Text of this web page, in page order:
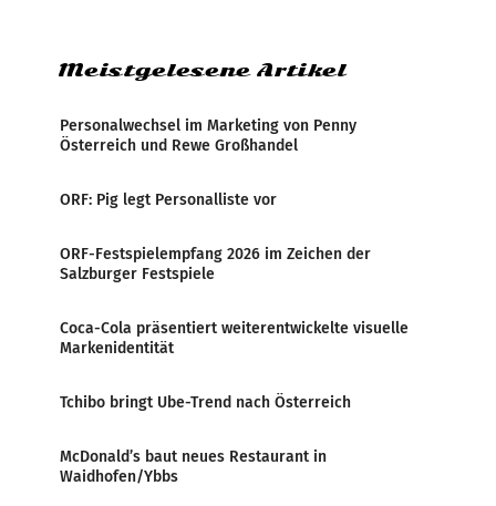
Medienresonanzanalyse untersucht die
Meistgelesene Artikel
Personalwechsel im Marketing von Penny
Österreich und Rewe Großhandel
ORF: Pig legt Personalliste vor
ORF-Festspielempfang 2026 im Zeichen der
Salzburger Festspiele
Coca-Cola präsentiert weiterentwickelte visuelle
Markenidentität
Tchibo bringt Ube-Trend nach Österreich
McDonald’s baut neues Restaurant in
Waidhofen/Ybbs